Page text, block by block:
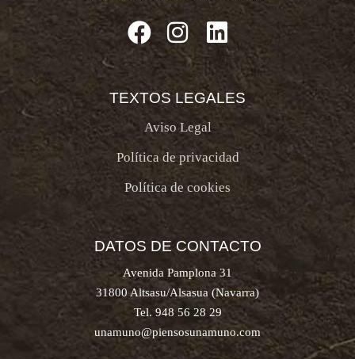
TEXTOS LEGALES
Aviso Legal
Política de privacidad
Política de cookies
DATOS DE CONTACTO
Avenida Pamplona 31
31800 Altsasu/Alsasua (Navarra)
Tel. 948 56 28 29
unamuno@piensosunamuno.com